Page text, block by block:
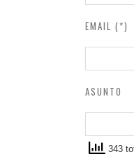
EMAIL (*)
ASUNTO
343